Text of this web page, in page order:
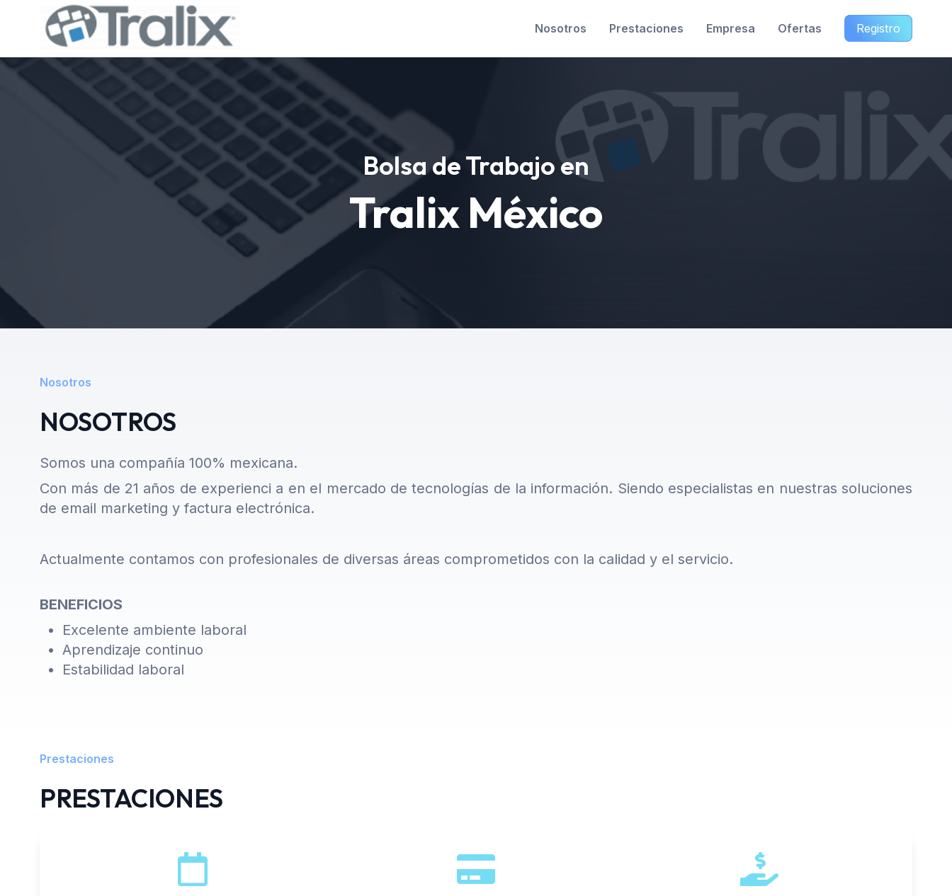
Nosotros Prestaciones Empresa Ofertas Registro
Bolsa de Trabajo en
Tralix México
Nosotros
NOSOTROS
Somos una compañía 100% mexicana.
Con más de 21 años de experienci a en el mercado de tecnologías de la información. Siendo especialistas en nuestras soluciones
de email marketing y factura electrónica.
Actualmente contamos con profesionales de diversas áreas comprometidos con la calidad y el servicio.
BENEFICIOS
Excelente ambiente laboral
Aprendizaje continuo
Estabilidad laboral
Prestaciones
PRESTACIONES